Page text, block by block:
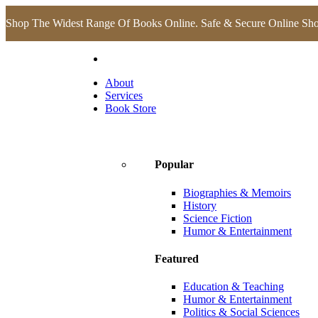
Shop The Widest Range Of Books Online. Safe & Secure Online
About
Services
Book Store
Popular
Biographies & Memoirs
History
Science Fiction
Humor & Entertainment
Featured
Education & Teaching
Humor & Entertainment
Politics & Social Sciences